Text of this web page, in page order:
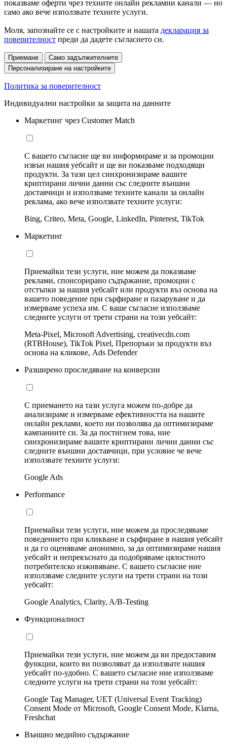
показваме оферти чрез техните онлайн рекламни канали — но
само ако вече използвате техните услуги.
Моля, запознайте се с настройките и нашата декларация за
поверителност преди да дадете съгласието си.
Приемане
Само задължителните
Персонализиране на настройките
Политика за поверителност
Индивидуални настройки за защита на данните
Маркетинг чрез Customer Match
С вашето съгласие ще ви информираме и за промоции
извън нашия уебсайт и ще ви показваме подходящи
продукти. За тази цел синхронизираме вашите
криптирани лични данни със следните външни
доставчици и използваме техните канали за онлайн
реклама, ако вече използвате техните услуги:
Bing, Criteo, Meta, Google, LinkedIn, Pinterest, TikTok
Маркетинг
Приемайки тези услуги, ние можем да показваме
реклами, спонсорирано съдържание, промоции с
отстъпки за нашия уебсайт или продукти въз основа на
вашето поведение при сърфиране и пазаруване и да
измерваме успеха им. С ваше съгласие използваме
следните услуги от трети страни на този уебсайт:
Meta-Pixel, Microsoft Advertising, creativecdn.com
(RTBHouse), TikTok Pixel, Препоръки за продукти въз
основа на кликове, Ads Defender
Разширено проследяване на конверсии
С приемането на тази услуга можем по-добре да
анализираме и измерваме ефективността на нашите
онлайн реклами, което ни позволява да оптимизираме
кампаниите си. За да постигнем това, ние
синхронизираме вашите криптирани лични данни със
следните външни доставчици, при условие че вече
използвате техните услуги:
Google Ads
Performance
Приемайки тези услуги, ние можем да проследяваме
поведението при кликване и сърфиране в нашия уебсайт
и да го оценяваме анонимно, за да оптимизираме нашия
уебсайт и непрекъснато да подобряваме цялостното
потребителско изживяване. С вашето съгласие ние
използваме следните услуги на трети страни на този
уебсайт:
Google Analytics, Clarity, A/B-Testing
Функционалност
Приемайки тези услуги, ние можем да ви предоставим
функции, които ви позволяват да използвате нашия
уебсайт по-удобно. С вашето съгласие ние използваме
следните услуги на трети страни на този уебсайт:
Google Tag Manager, UET (Universal Event Tracking)
Consent Mode от Microsoft, Google Consent Mode, Klarna,
Freshchat
Външно медийно съдържание